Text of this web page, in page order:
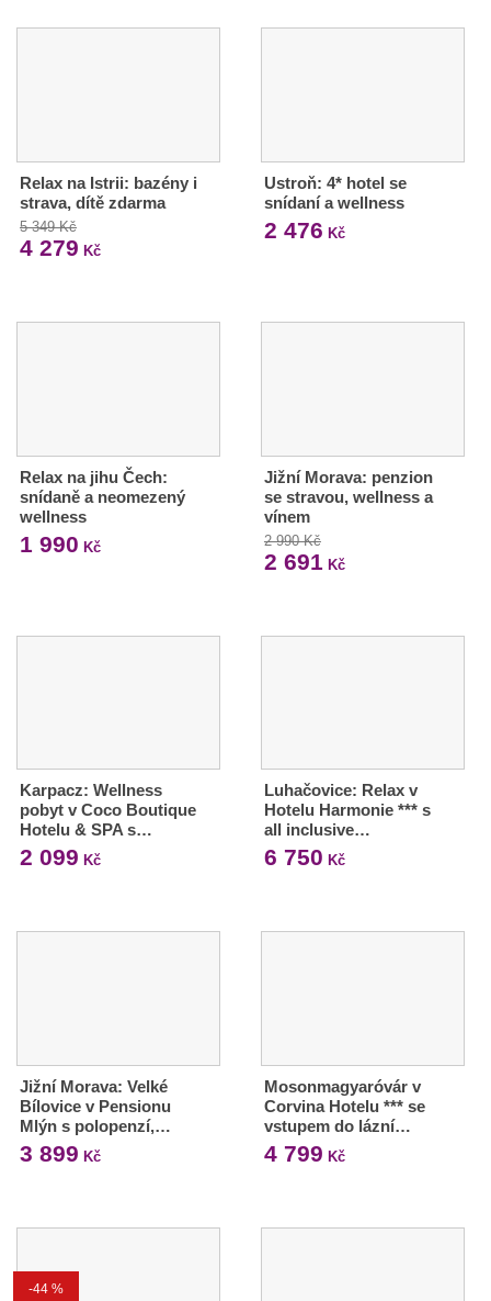
Relax na Istrii: bazény i
strava, dítě zdarma
5 349 Kč
4 279 Kč
Ustroň: 4* hotel se
snídaní a wellness
2 476 Kč
Relax na jihu Čech:
snídaně a neomezený
wellness
1 990 Kč
Jižní Morava: penzion
se stravou, wellness a
vínem
2 990 Kč
2 691 Kč
Karpacz: Wellness
pobyt v Coco Boutique
Hotelu & SPA s…
2 099 Kč
Luhačovice: Relax v
Hotelu Harmonie *** s
all inclusive…
6 750 Kč
Jižní Morava: Velké
Bílovice v Pensionu
Mlýn s polopenzí,…
3 899 Kč
Mosonmagyaróvár v
Corvina Hotelu *** se
vstupem do lázní…
4 799 Kč
-44 %